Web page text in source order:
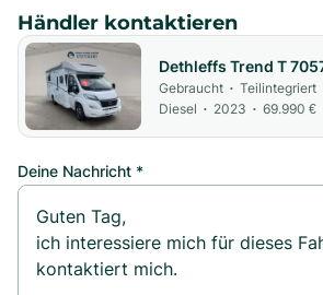
Händler kontaktieren
Dethleffs Trend T
Gebraucht • Teilintegriert
Diesel • 2023 • 69.990 €
Deine Nachricht *